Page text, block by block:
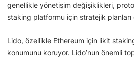
genellikle yönetişim değişiklikleri,
staking platformu için stratejik planları
Lido, özellikle Ethereum için likit
konumunu koruyor. Lido’nun önemli